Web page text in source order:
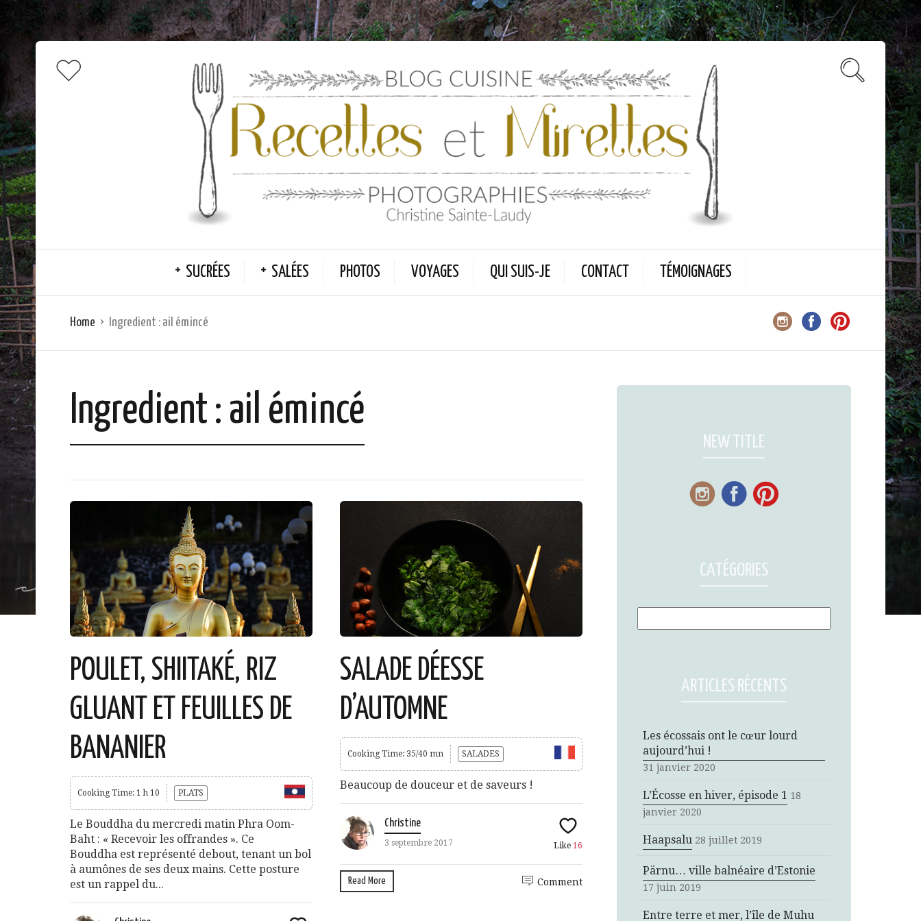
SUCRÉES SALÉES PHOTOS VOYAGES QUI SUIS-JE CONTACT TÉMOIGNAGES
Home Ingredient : ail émincé
Ingredient : ail émincé
POULET, SHIITAKÉ, RIZ
GLUANT ET FEUILLES DE
BANANIER
Cooking Time: 1 h 10 PLATS
Le Bouddha du mercredi matin Phra Oom-
Baht : « Recevoir les offrandes ». Ce
Bouddha est représenté debout, tenant un bol
à aumônes de ses deux mains. Cette posture
est un rappel du...
SALADE DÉESSE
D’AUTOMNE
Cooking Time: 35/40 mn SALADES
Beaucoup de douceur et de saveurs !
Christine
3 septembre 2017 Like 16
Read More Comment
NEW TITLE
CATÉGORIES
ARTICLES RÉCENTS
Les écossais ont le cœur lourd
aujourd’hui !
31 janvier 2020
L’Écosse en hiver, épisode 1 18
janvier 2020
Haapsalu 28 juillet 2019
Pärnu… ville balnéaire d’Estonie
17 juin 2019
Entre terre et mer, l’île de Muhu